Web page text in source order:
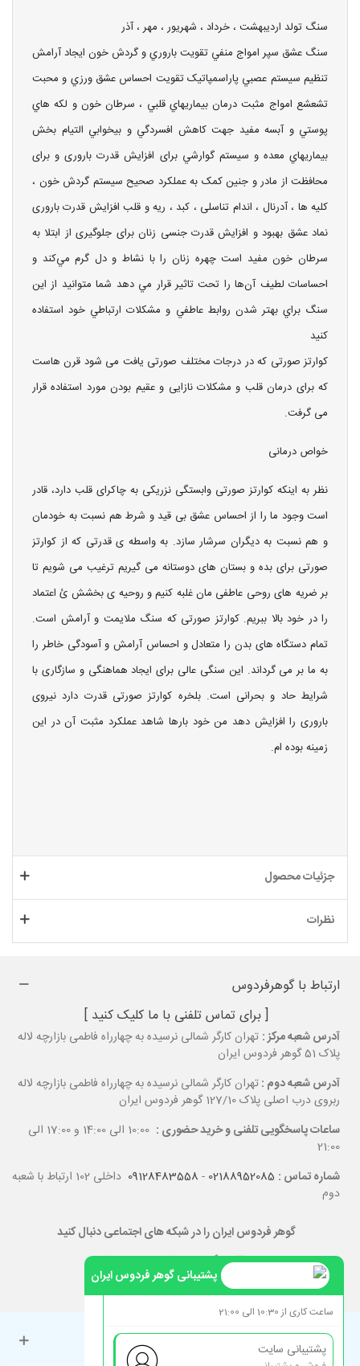
سنگ تولد اردیبهشت ، خرداد ، شهریور ، مهر ، آذر
سنگ عشق سپر امواج منفي تقويت باروري و گردش خون ايجاد آرامش
تنظيم سيستم عصبي پاراسمپاتيک تقویت احساس عشق ورزي و محبت
تشعشع امواج مثبت درمان بيماريهاي قلبي ، سرطان خون و لکه هاي
پوستي و آبسه مفيد جهت کاهش افسردگي و بيخوابي التيام بخش
بيماريهاي معده و سيستم گوارشي برای افزایش قدرت باروری و برای
محافظت از مادر و جنین کمک به عملکرد صحیح سیستم گردش خون ،
کلیه ها ، آدرنال ، اندام تناسلی ، کبد ، ریه و قلب افزایش قدرت باروری
نماد عشق بهبود و افزایش قدرت جنسی زنان برای جلوگیری از ابتلا به
سرطان خون مفید است چهره زنان را با نشاط و دل گرم مي‌كند و
احساسات لطيف آن‌ها را تحت تاثير قرار مي دهد شما متوانيد از اين
سنگ براي بهتر شدن روابط عاطفي و مشكلات ارتباطي خود استفاده
كنيد
کوارتز صورتی که در درجات مختلف صورتی یافت می شود قرن هاست
که برای درمان قلب و مشکلات نازایی و عقیم بودن مورد استفاده قرار
می گرفت.
خواص درمانی
نظر به اینکه کوارتز صورتی وابستگی نزریکی به چاکرای قلب دارد، قادر
است وجود ما را از احساس عشق بی قید و شرط هم نسبت به خودمان
و هم نسبت به دیگران سرشار سازد. به واسطه ی قدرتی که از کوارتز
صورتی برای بده و بستان های دوستانه می گیریم ترغیب می شویم تا
بر ضریه های روحی عاطفی مان غلبه کنیم و روحیه ی بخشش ئ اعتماد
را در خود بالا ببریم. کوارتز صورتی که سنگ ملایمت و آرامش است.
تمام دستگاه های بدن را متعادل و احساس آرامش و آسودگی خاطر را
به ما بر می گرداند. این سنگی عالی برای ایجاد هماهنگی و سازگاری با
شرایط حاد و بحرانی است. بلخره کوارتز صورتی قدرت دارد نیروی
باروری را افزایش دهد من خود بارها شاهد عملکرد مثبت آن در این
زمینه بوده ام.
جزئیات محصول
نظرات
ارتباط با گوهرفردوس
[ برای تماس تلفنی با ما کلیک کنید ]
آدرس شعبه مرکز : تهران کارگر شمالی نرسیده به چهارراه فاطمی بازارچه لاله
پلاک 51 گوهر فردوس ایران
آدرس شعبه دوم :تهران کارگر شمالی نرسیده به چهارراه فاطمی بازارچه لاله
ربروی درب اصلی پلاک 127/10 گوهر فردوس ایران
ساعات پاسخگویی تلفنی و خرید حضوری :
10:00 الی 14:00 و 17:00 الی
21:00
شماره تماس : 02188952085
-
09128483558
داخلی 102 ارتباط با شعبه
دوم
گوهر فردوس ایران را در شبکه های اجتماعی دنبال کنید
حساب کاربری
پشتیبانی گوهر فردوس ایران
ساعت کاری از 10:30 الی 21:00
پشتیبانی سایت